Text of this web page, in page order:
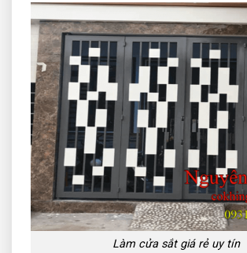
Làm cửa sắt giá rẻ uy tín